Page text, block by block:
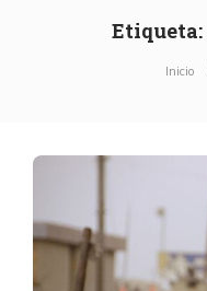
Etiqueta:
Inicio